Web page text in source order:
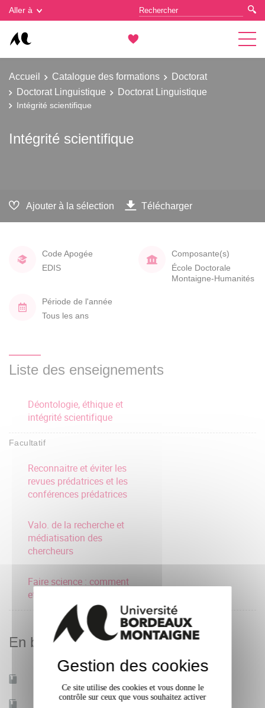
Aller à
Accueil Catalogue des formations
Doctorat
Doctorat Linguistique
Doctorat Linguistique
Intégrité scientifique
Intégrité scientifique
Ajouter à la sélection Télécharger
Code Apogée
EDIS
Composante(s)
École Doctorale
Montaigne-Humanités
Période de l'année
Tous les ans
Liste des enseignements
Déontologie, éthique et
intégrité scientifique
Facultatif
Reconnaitre et éviter les
revues prédatrices et les
conférences prédatrices
Valo. de la recherche et
médiatisation des
chercheurs
Faire science : comment
et pourquoi ?
En bref
Gestion des cookies
Gestion des cookies
Ce site utilise des cookies et vous donne le
contrôle sur ceux que vous souhaitez activer